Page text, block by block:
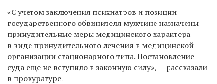
«С учетом заключения психиатров и позиции
государственного обвинителя мужчине назначены
принудительные меры медицинского характера
в виде принудительного лечения в медицинской
организации стационарного типа. Постановление
суда еще не вступило в законную силу», — рассказали
в прокуратуре.